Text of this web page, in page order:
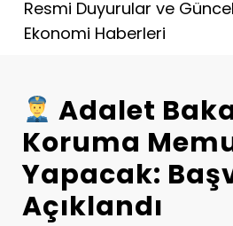
Resmi Duyurular ve Güncel
Ekonomi Haberleri
Adalet
Koruma
Yapacak:
Açıklandı